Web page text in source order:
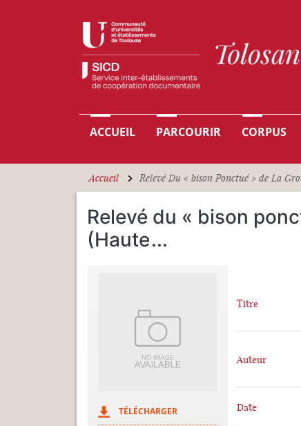
Navigation principale
ACCUEIL PARCOURIR CORPUS
Accueil Relevé Du « bison Ponctué » de La
Relevé du « bison
(Haute...
TÉLÉCHARGER
Titre
Auteur
Date